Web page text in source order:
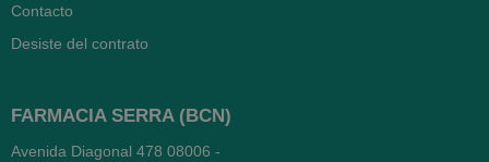
Contacto
Desiste del contrato
FARMACIA SERRA (BCN)
Avenida Diagonal 478 08006 -